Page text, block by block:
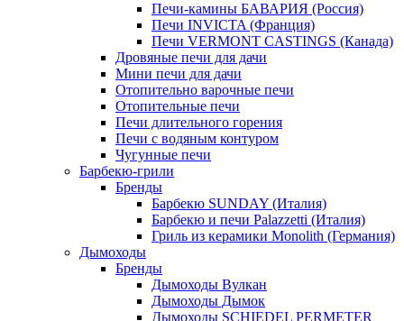
Печи-камины БАВАРИЯ (Россия)
Печи INVICTA (Франция)
Печи VERMONT CASTINGS (Канада)
Дровяные печи для дачи
Мини печи для дачи
Отопительно варочные печи
Отопительные печи
Печи длительного горения
Печи с водяным контуром
Чугунные печи
Барбекю-грили
Бренды
Барбекю SUNDAY (Италия)
Барбекю и печи Palazzetti (Италия)
Гриль из керамики Monolith (Германия)
Дымоходы
Бренды
Дымоходы Вулкан
Дымоходы Дымок
Дымоходы SCHIEDEL PERMETER